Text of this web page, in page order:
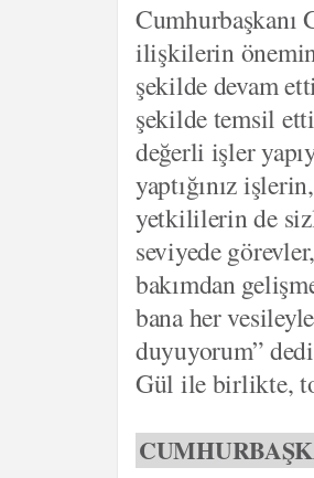
Cumhurbaşkanı
ilişkilerin
şekilde devam
şekilde temsil
değerli işler
yaptığınız
yetkililerin de
seviyede
bakımdan
bana her
duyuyorum”
Gül ile birlikte,